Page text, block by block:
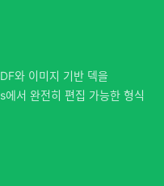
와 이미지 기반 덱을
서 완전히 편집 가능한 형식